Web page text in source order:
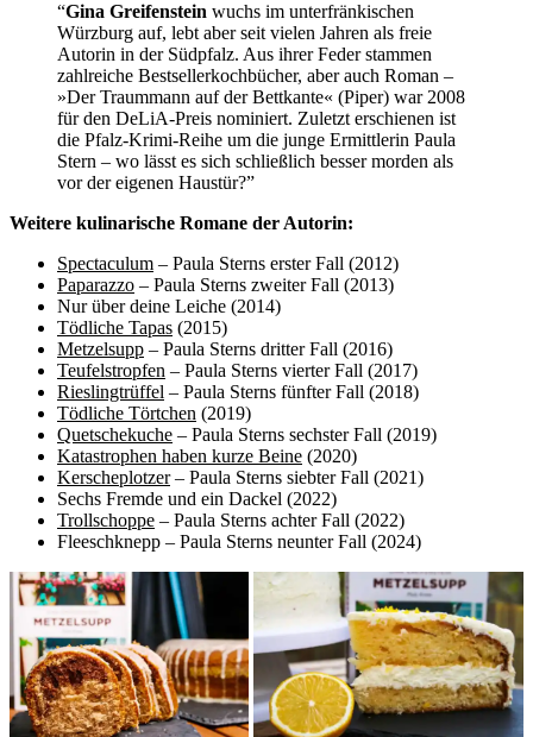
“Gina Greifenstein wuchs im unterfränkischen
Würzburg auf, lebt aber seit vielen Jahren als freie
Autorin in der Südpfalz. Aus ihrer Feder stammen
zahlreiche Bestsellerkochbücher, aber auch Roman –
»Der Traummann auf der Bettkante« (Piper) war 2008
für den DeLiA-Preis nominiert. Zuletzt erschienen ist
die Pfalz-Krimi-Reihe um die junge Ermittlerin Paula
Stern – wo lässt es sich schließlich besser morden als
vor der eigenen Haustür?”
Weitere kulinarische Romane der Autorin:
Spectaculum – Paula Sterns erster Fall (2012)
Paparazzo – Paula Sterns zweiter Fall (2013)
Nur über deine Leiche (2014)
Tödliche Tapas (2015)
Metzelsupp – Paula Sterns dritter Fall (2016)
Teufelstropfen – Paula Sterns vierter Fall (2017)
Rieslingtrüffel – Paula Sterns fünfter Fall (2018)
Tödliche Törtchen (2019)
Quetschekuche – Paula Sterns sechster Fall (2019)
Katastrophen haben kurze Beine (2020)
Kerscheplotzer– Paula Sterns siebter Fall (2021)
Sechs Fremde und ein Dackel (2022)
Trollschoppe – Paula Sterns achter Fall (2022)
Fleeschknepp – Paula Sterns neunter Fall (2024)